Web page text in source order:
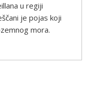
u regiji
je pojas koji
mora.